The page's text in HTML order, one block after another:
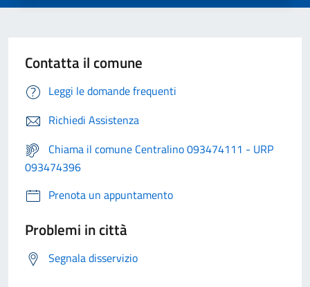
Contatta il comune
Leggi le domande frequenti
Richiedi Assistenza
Chiama il comune Centralino 093474111 - URP
093474396
Prenota un appuntamento
Problemi in città
Segnala disservizio